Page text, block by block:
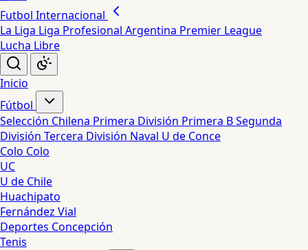
Futbol Internacional
La Liga Liga Profesional Argentina Premier League
Lucha Libre
Inicio
Fútbol
Selección Chilena Primera División Primera BSegunda
División Tercera División Naval U de Conce
Colo Colo
UC
U de Chile
Huachipato
Fernández Vial
Deportes Concepción
Tenis